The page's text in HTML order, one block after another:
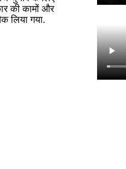
की कामों और
लिया गया.